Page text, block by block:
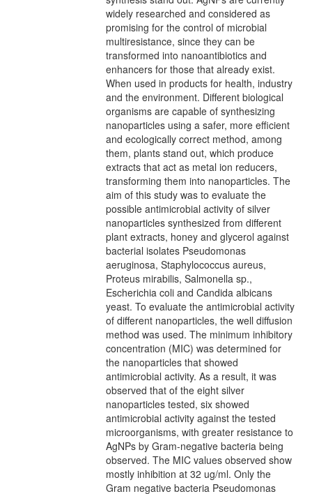
widely researched and considered as
promising for the control of microbial
multiresistance, since they can be
transformed into nanoantibiotics and
enhancers for those that already exist.
When used in products for health, industry
and the environment. Different biological
organisms are capable of synthesizing
nanoparticles using a safer, more efficient
and ecologically correct method, among
them, plants stand out, which produce
extracts that act as metal ion reducers,
transforming them into nanoparticles. The
aim of this study was to evaluate the
possible antimicrobial activity of silver
nanoparticles synthesized from different
plant extracts, honey and glycerol against
bacterial isolates Pseudomonas
aeruginosa, Staphylococcus aureus,
Proteus mirabilis, Salmonella sp.,
Escherichia coli and Candida albicans
yeast. To evaluate the antimicrobial activity
of different nanoparticles, the well diffusion
method was used. The minimum inhibitory
concentration (MIC) was determined for
the nanoparticles that showed
antimicrobial activity. As a result, it was
observed that of the eight silver
nanoparticles tested, six showed
antimicrobial activity against the tested
microorganisms, with greater resistance to
AgNPs by Gram-negative bacteria being
observed. The MIC values observed show
mostly inhibition at 32 ug/ml. Only the
Gram negative bacteria Pseudomonas